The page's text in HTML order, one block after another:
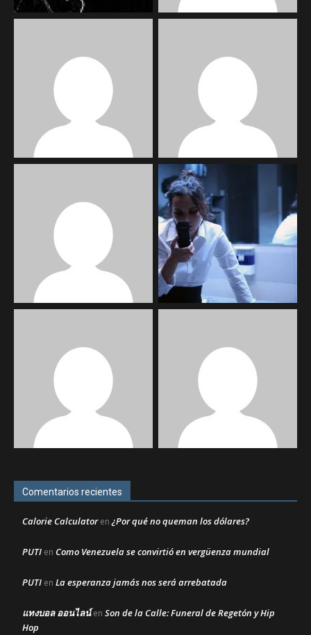
Comentarios recientes
Calorie Calculatoren¿Por qué no queman los dólares?
PUTI en Como Venezuela se convirtió en vergüenza mundial
PUTI en La esperanza jamás nos será arrebatada
แทงบอล ออนไลน์en Son de la Calle: Funeral de Regetón y Hip
Hop